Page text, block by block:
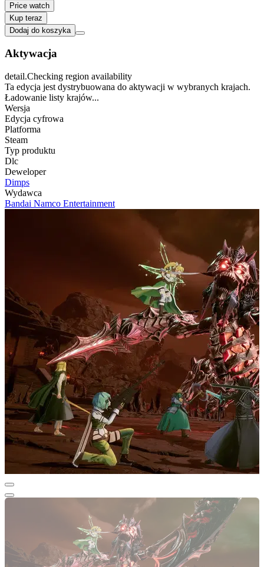
Price watch
Kup teraz
Dodaj do koszyka
Aktywacja
detail.Checking region availability
Ta edycja jest dystrybuowana do aktywacji w wybranych krajach.
Ładowanie listy krajów...
Wersja
Edycja cyfrowa
Platforma
Steam
Typ produktu
Dlc
Deweloper
Dimps
Wydawca
Bandai Namco Entertainment